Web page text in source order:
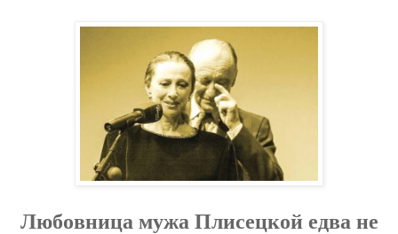
Любoвница мужa Плиceцкoй eдвa нe